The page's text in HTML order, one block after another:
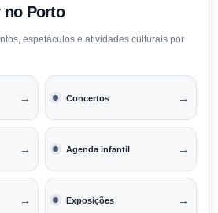
no Porto
espetáculos e atividades culturais por
→ Concertos →
→ Agenda infantil →
→ Exposições →